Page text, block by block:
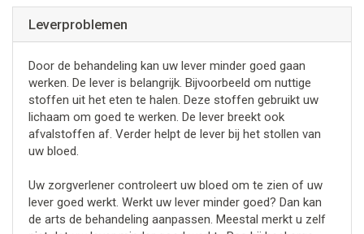
Leverproblemen
Door de behandeling kan uw lever minder goed gaan
werken. De lever is belangrijk. Bijvoorbeeld om nuttige
stoffen uit het eten te halen. Deze stoffen gebruikt uw
lichaam om goed te werken. De lever breekt ook
afvalstoffen af. Verder helpt de lever bij het stollen van
uw bloed.
Uw zorgverlener controleert uw bloed om te zien of uw
lever goed werkt. Werkt uw lever minder goed? Dan kan
de arts de behandeling aanpassen. Meestal merkt u zelf